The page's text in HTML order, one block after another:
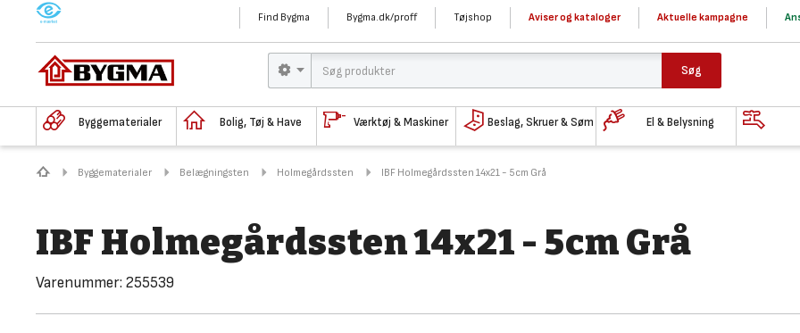
M Find Bygma Bygma.dk/proff Tøjshop Aviser og kataloger Aktuelle kampagne
Søg
Byggematerialer Bolig, Tøj & Have Værktøj & Maskiner Beslag, Skruer & Søm El & Belysning
Byggematerialer Belægningsten Holmegårdssten IBF Holmegårdssten 14x21 - 5cm Grå
IBF Holmegårdssten 14x21 - 5cm Grå
Varenummer: 255539